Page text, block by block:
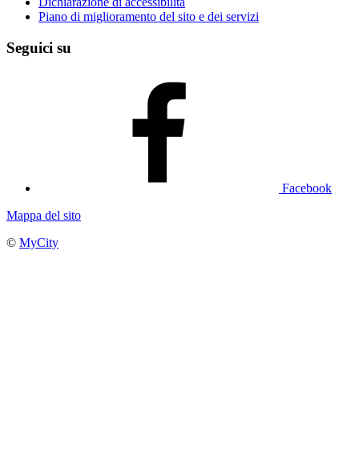
Piano di miglioramento del sito e dei servizi
Seguici su
Facebook
Mappa del sito
© MyCity